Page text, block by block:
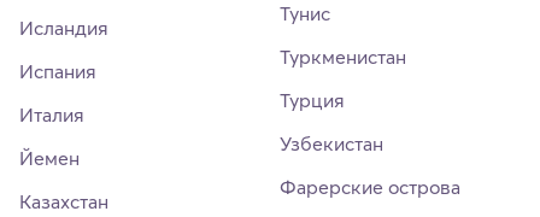
Исландия
Испания
Италия
Йемен
Казахстан
Тунис
Туркменистан
Турция
Узбекистан
Фарерские острова